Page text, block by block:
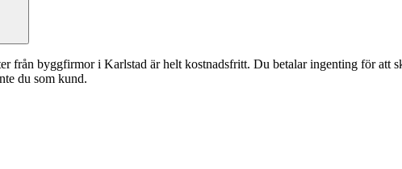
från byggfirmor i Karlstad är helt kostnadsfritt. Du betalar ingenting för att
du som kund.